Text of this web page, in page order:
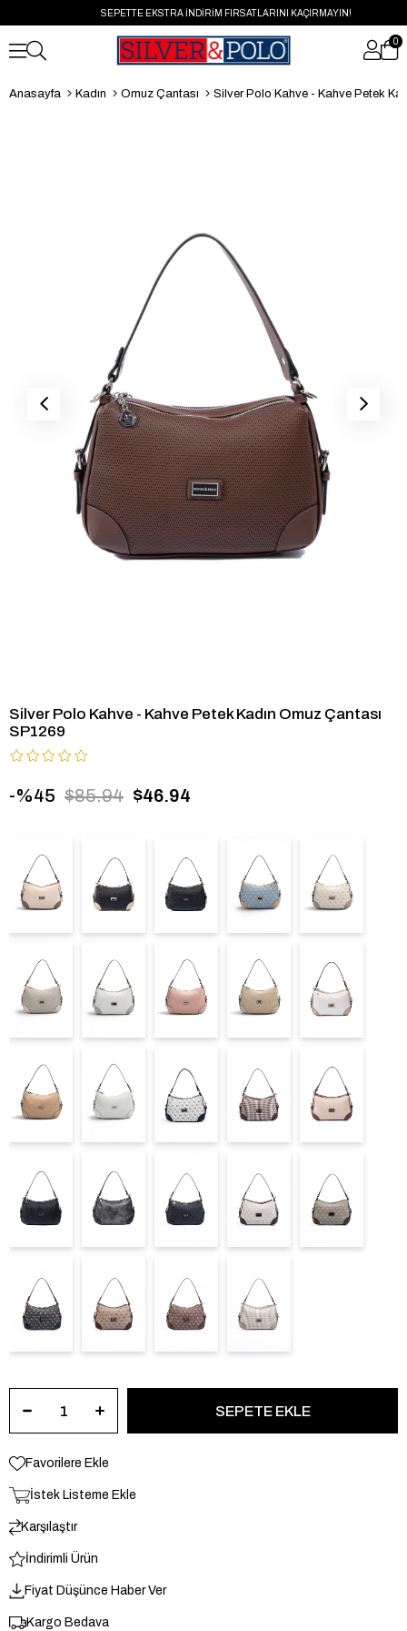
SEPETTE EKSTRA İNDİRİM FIRSATLARINI KAÇIRMAYIN!
0
Anasayfa Kadın Omuz Çantası Silver Polo Kahve - Kahve Petek Kadın
Silver Polo Kahve - Kahve Petek Kadın Omuz Çantası
SP1269
45 $85.94 $46.94
Favorilere Ekle
İstek Listeme Ekle
Karşılaştır
İndirimli Ürün
Fiyat Düşünce Haber Ver
Kargo Bedava